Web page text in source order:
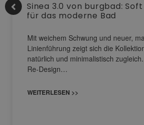
Sinea 3.0 von burgbad:
für das moderne Bad
Mit weichem Schwung und neuer,
Linienführung zeigt sich die
natürlich und minimalistisch
Re-Design…
WEITERLESEN >>